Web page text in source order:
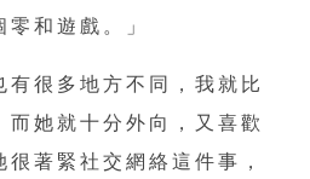
和遊戲。」
有很多地方不同，我就比
而她就十分外向，又喜歡
著緊社交網絡這件事，